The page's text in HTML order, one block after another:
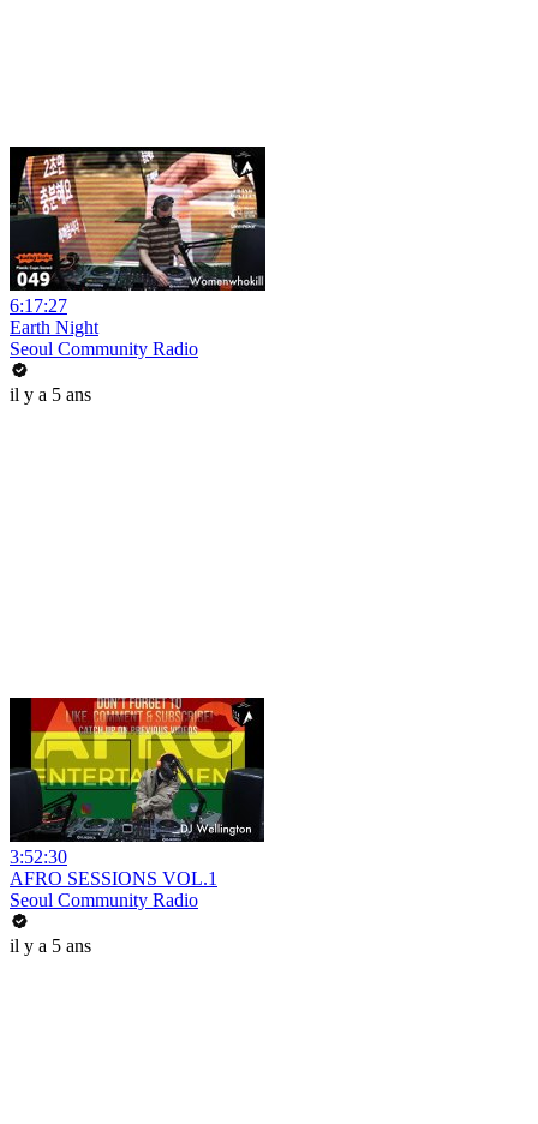
6:17:27
Earth Night
Seoul Community Radio
il y a 5 ans
3:52:30
AFRO SESSIONS VOL.1
Seoul Community Radio
il y a 5 ans